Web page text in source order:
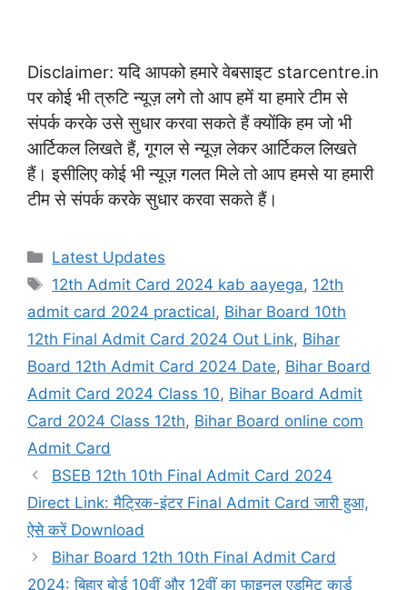
Disclaimer: यदि आपको हमारे वेबसाइट starcentre.in
पर कोई भी त्रुटि न्यूज़ लगे तो आप हमें या हमारे टीम से
संपर्क करके उसे सुधार करवा सकते हैं क्योंकि हम जो भी
आर्टिकल लिखते हैं, गूगल से न्यूज़ लेकर आर्टिकल लिखते
हैं। इसीलिए कोई भी न्यूज़ गलत मिले तो आप हमसे या हमारी
टीम से संपर्क करके सुधार करवा सकते हैं।
Categories
Latest Updates
Tags
12th Admit Card 2024 kab aayega, 12th
admit card 2024 practical, Bihar Board 10th
12th Final Admit Card 2024 Out Link, Bihar
Board 12th Admit Card 2024 Date, Bihar Board
Admit Card 2024 Class 10, Bihar Board Admit
Card 2024 Class 12th, Bihar Board online com
Admit Card
BSEB 12th 10th Final Admit Card 2024
Direct Link: मैट्रिक-इंटर Final Admit Card जारी हुआ,
ऐसे करें Download
Bihar Board 12th 10th Final Admit Card
2024: बिहार बोर्ड 10वीं और 12वीं का फाइनल एडमिट कार्ड